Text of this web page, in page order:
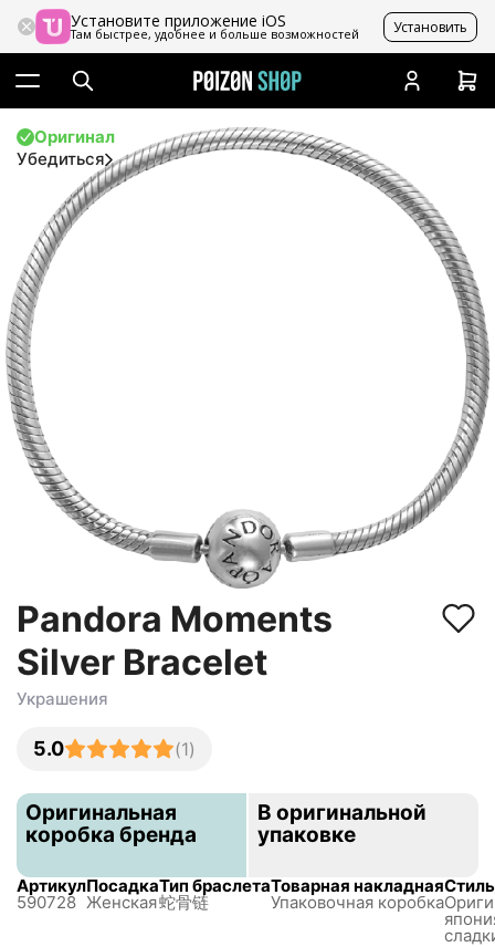
Установите приложение iOS
Там быстрее, удобнее и больше возможностей Установить
Оригинал
Убедиться
Pandora Moments
Silver Bracelet
Украшения
5.0 (1)
Оригинальная
коробка бренда
В оригинальной
упаковке
Артикул
590728
Посадка
Женская
Тип браслета
蛇骨链
Товарная накладная
Упаковочная коробка
Стиль